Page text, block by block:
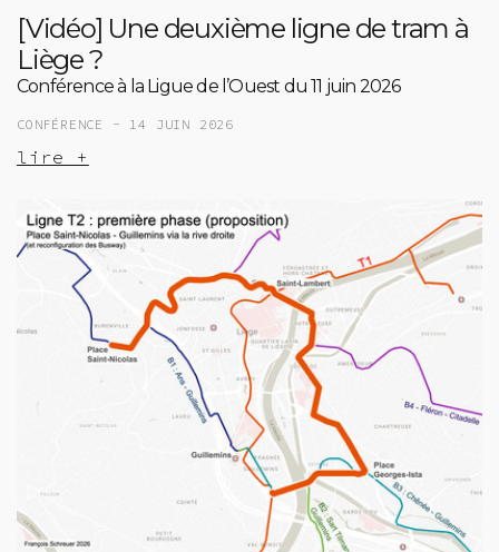
[Vidéo] Une deuxième ligne de tram à
Liège ?
Conférence à la Ligue de l’Ouest du 11 juin 2026
CONFÉRENCE - 14 JUIN 2026
lire +